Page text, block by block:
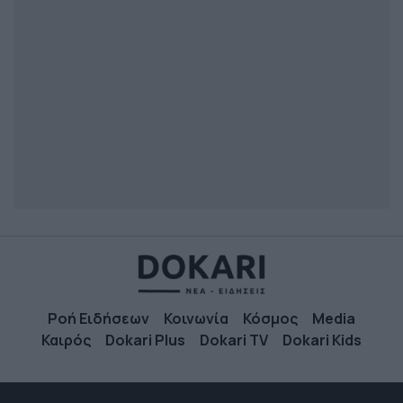
Ροή Ειδήσεων Κοινωνία Κόσμος
Media
Καιρός
Dokari Plus Dokari TV Dokari Kids